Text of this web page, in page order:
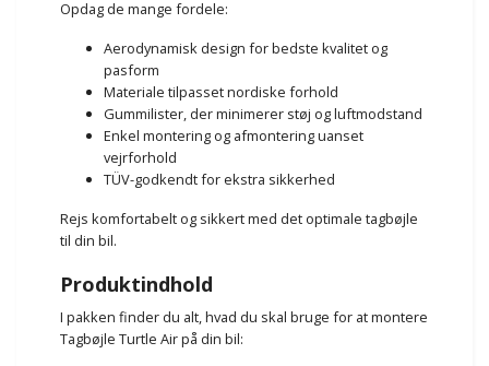
Opdag de mange fordele:
Aerodynamisk design for bedste kvalitet og
pasform
Materiale tilpasset nordiske forhold
Gummilister, der minimerer støj og luftmodstand
Enkel montering og afmontering uanset
vejrforhold
TÜV-godkendt for ekstra sikkerhed
Rejs komfortabelt og sikkert med det optimale tagbøjle
til din bil.
Produktindhold
I pakken finder du alt, hvad du skal bruge for at montere
Tagbøjle Turtle Air på din bil: